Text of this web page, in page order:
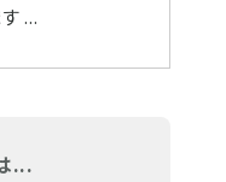
...
...